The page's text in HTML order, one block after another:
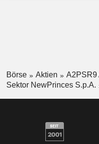
Börse Aktien
A2PSR9
Sektor NewPrinces S.p.A.